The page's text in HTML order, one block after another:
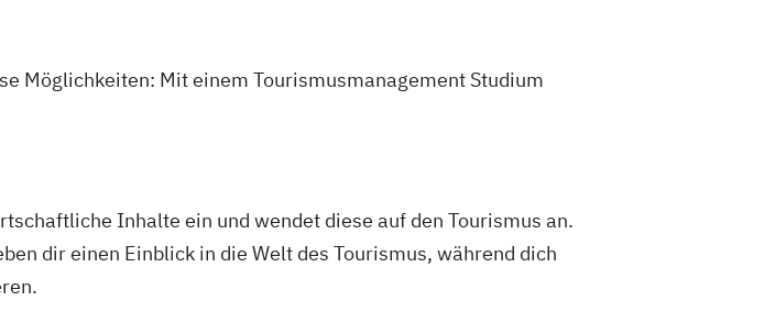
Möglichkeiten: Mit einem Tourismusmanagement Studium
Inhalte ein und wendet diese auf den Tourismus an.
dir einen Einblick in die Welt des Tourismus, während dich